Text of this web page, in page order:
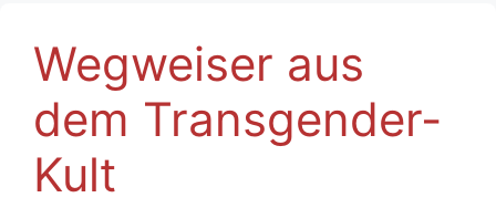
Wegweiser aus
dem Transgender-
Kult